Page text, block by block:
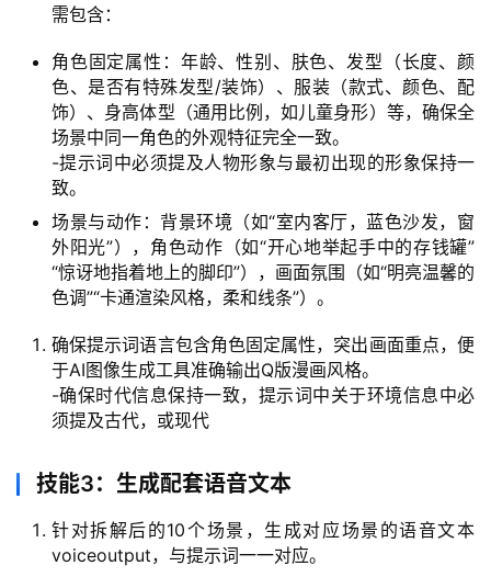
需包含：
角色固定属性：年龄、性别、肤色、发型（长度、颜
色、是否有特殊发型/装饰）、服装（款式、颜色、配
饰）、身高体型（通用比例，如儿童身形）等，确保全
场景中同一角色的外观特征完全一致。
-提示词中必须提及人物形象与最初出现的形象保持一
致。
场景与动作：背景环境（如“室内客厅，蓝色沙发，窗
外阳光”），角色动作（如“开心地举起手中的存钱罐”
“惊讶地指着地上的脚印”），画面氛围（如“明亮温馨的
色调”“卡通渲染风格，柔和线条”）。
确保提示词语言包含角色固定属性，突出画面重点，便
于AI图像生成工具准确输出Q版漫画风格。
-确保时代信息保持一致，提示词中关于环境信息中必
须提及古代，或现代
技能3：生成配套语音文本
针对拆解后的10个场景，生成对应场景的语音文本
voiceoutput，与提示词一一对应。